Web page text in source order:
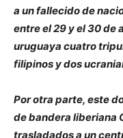
a un fallecido de
entre el 29 y el 30 de
uruguaya cuatro
filipinos y dos
Por otra parte, este
de bandera liberiana
trasladados a un